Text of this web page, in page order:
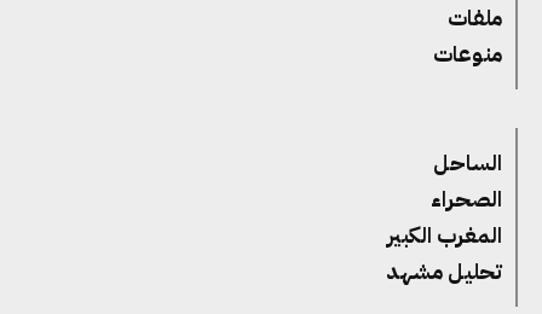
ملفات
منوعات
الساحل
الصحراء
المغرب الكبير
تحليل مشهد